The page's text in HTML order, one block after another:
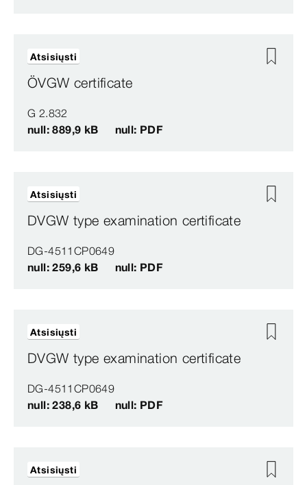
ÖVGW certificate
G 2.832
null: 889,9 kB
null: PDF
Atsisiųsti
DVGW type examination certificate
DG-4511CP0649
null: 259,6 kB
null: PDF
Atsisiųsti
DVGW type examination certificate
DG-4511CP0649
null: 238,6 kB
null: PDF
Atsisiųsti
Atsisiųsti